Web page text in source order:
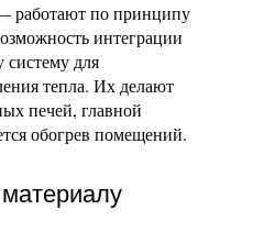
работают по принципу
интеграции
систему для
тепла. Их делают
печей, главной
обогрев помещений.